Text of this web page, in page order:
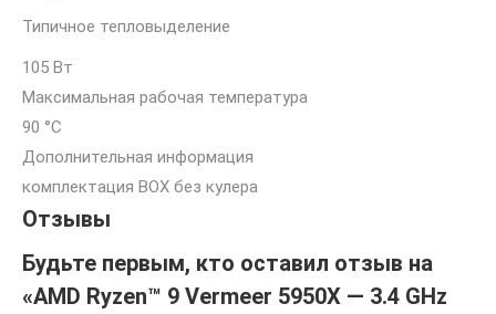
Типичное тепловыделение
105 Вт
Максимальная рабочая температура
90 °C
Дополнительная информация
комплектация BOX без кулера
Отзывы
Будьте первым, кто оставил отзыв на
«AMD Ryzen™ 9 Vermeer 5950X — 3.4 GHz